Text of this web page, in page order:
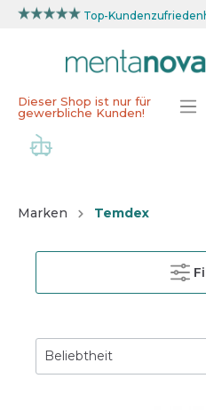
Top-
Dieser Shop ist nur für
gewerbliche Kunden!
Marken Temdex